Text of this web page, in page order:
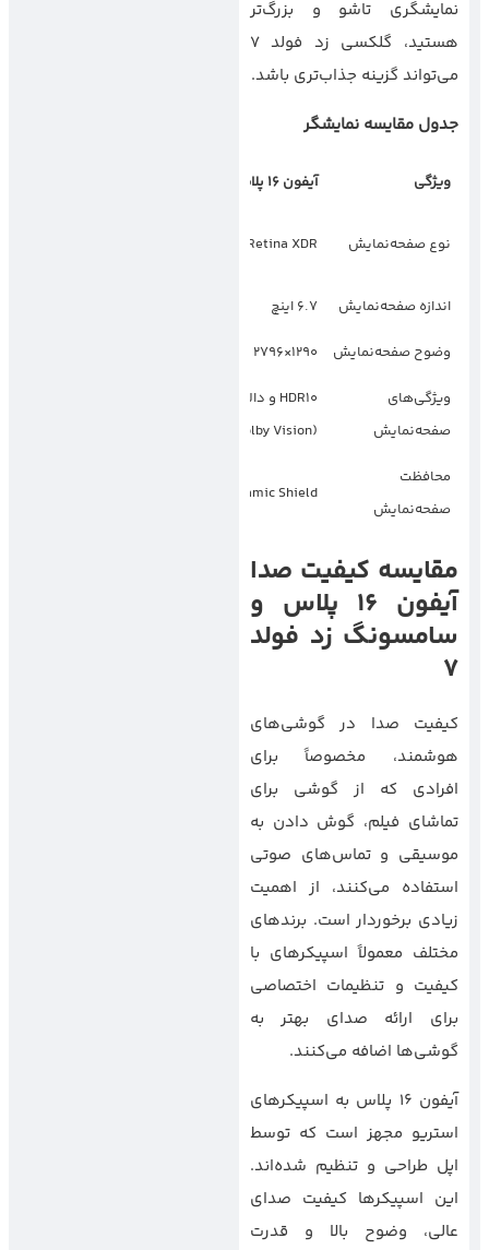
نمایشگری تاشو و بزرگ‌تر
هستید، گلکسی زد فولد 7
می‌تواند گزینه جذاب‌تری باشد.
جدول مقایسه نمایشگر
ویژگی آیفون ۱۶ پلاس
نوع صفحه‌نمایش Super Retina XDR
اندازه صفحه‌نمایش 6.7 اینچ
وضوح صفحه‌نمایش 1290×2796 پیکسل
ویژگی‌های
صفحه‌نمایش
HDR10 و دالبی ویژن
(Dolby Vision)
محافظت
صفحه‌نمایش
Ceramic Shield
مقایسه کیفیت صدا
آیفون 16 پلاس و
سامسونگ زد فولد
7
کیفیت صدا در گوشی‌های
هوشمند، مخصوصاً برای
افرادی که از گوشی برای
تماشای فیلم، گوش دادن به
موسیقی و تماس‌های صوتی
استفاده می‌کنند، از اهمیت
زیادی برخوردار است. برندهای
مختلف معمولاً اسپیکرهای با
کیفیت و تنظیمات اختصاصی
برای ارائه صدای بهتر به
گوشی‌ها اضافه می‌کنند.
آیفون 16 پلاس به اسپیکرهای
استریو مجهز است که توسط
اپل طراحی و تنظیم شده‌اند.
این اسپیکرها کیفیت صدای
عالی، وضوح بالا و قدرت